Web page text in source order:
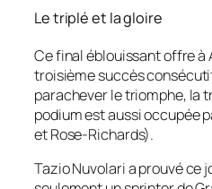
Le triplé et la gloire
Ce final éblouissant offre à
troisième succès
parachever le triomphe, la
podium est aussi occupée
et Rose-Richards).
Tazio Nuvolari a prouvé ce